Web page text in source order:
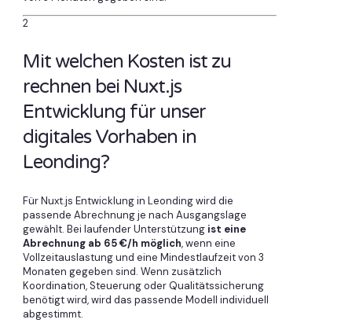
2
Mit welchen Kosten ist zu
rechnen bei Nuxt.js
Entwicklung für unser
digitales Vorhaben in
Leonding?
Für Nuxt.js Entwicklung in Leonding wird die
passende Abrechnung je nach Ausgangslage
gewählt. Bei laufender Unterstützung ist eine
Abrechnung ab 65 €/h möglich, wenn eine
Vollzeitauslastung und eine Mindestlaufzeit von 3
Monaten gegeben sind. Wenn zusätzlich
Koordination, Steuerung oder Qualitätssicherung
benötigt wird, wird das passende Modell individuell
abgestimmt.